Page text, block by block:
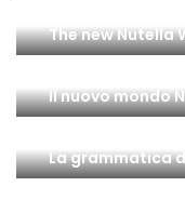
The new Nutella
Il nuovo mondo
La grammatica